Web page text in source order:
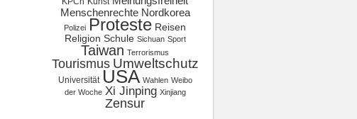
Menschenrechte Nordkorea
Polizei Proteste Reisen
Religion Schule Sichuan Sport
Taiwan Terrorismus
Tourismus Umweltschutz
Universität USA Wahlen Weibo
der Woche Xi Jinping Xinjiang
Zensur